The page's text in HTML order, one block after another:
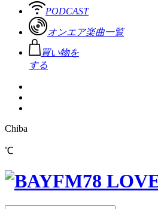
PODCAST
オンエア楽曲一覧
買い物を
する
Chiba
℃